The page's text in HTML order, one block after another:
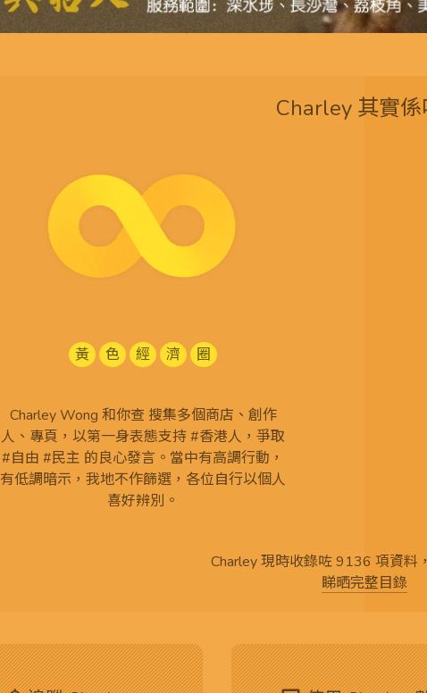
Charley 其實係
黃 色 經 濟 圈
Charley Wong 和你查 搜集多個商店、創作
人、專頁，以第一身表態支持 #香港人，爭取
#自由 #民主 的良心發言。當中有高調行動，
有低調暗示，我地不作篩選，各位自行以個人
喜好辨別。
Charley 現時收錄咗 9136 項資料
睇晒完整目錄